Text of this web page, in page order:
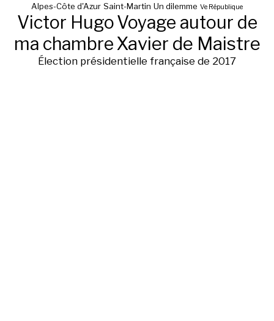
Alpes-Côte d'Azur Saint-Martin Un dilemme Ve République
Victor HugoVoyage autour de
ma chambreXavier de Maistre
Élection présidentielle française de 2017